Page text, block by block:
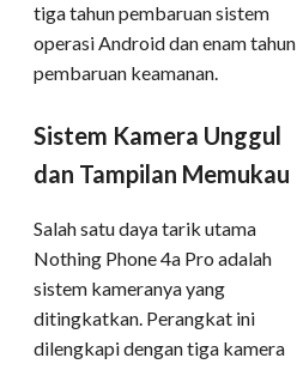
tiga tahun pembaruan sistem
operasi Android dan enam tahun
pembaruan keamanan.
Sistem Kamera Unggul
dan Tampilan Memukau
Salah satu daya tarik utama
Nothing Phone 4a Pro adalah
sistem kameranya yang
ditingkatkan. Perangkat ini
dilengkapi dengan tiga kamera